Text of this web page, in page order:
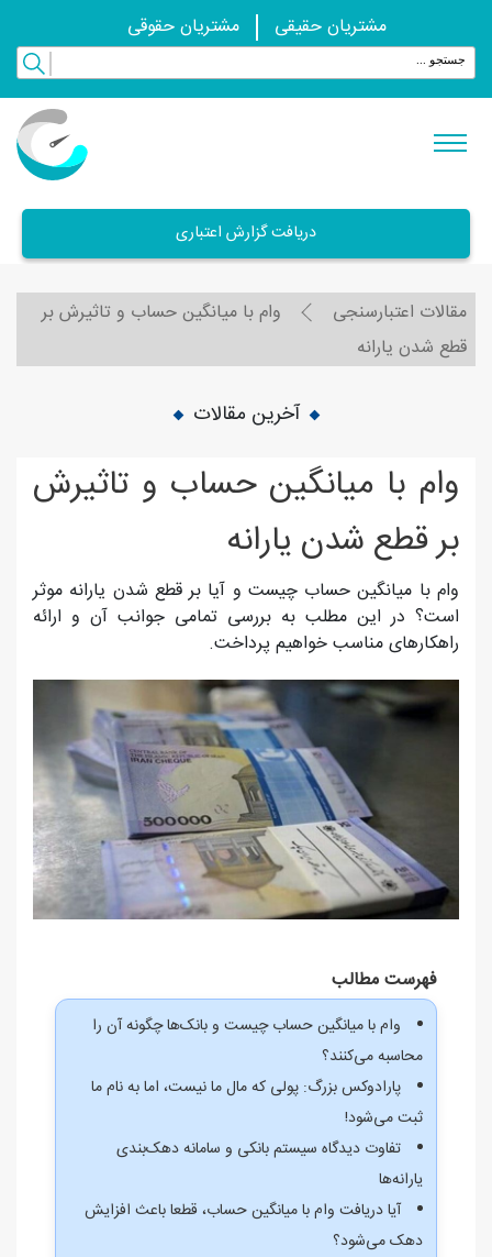
مشتریان حقیقی مشتریان حقوقی
دریافت گزارش اعتباری
مقالات اعتبارسنجی
وام با میانگین حساب و تاثیرش بر
قطع شدن یارانه
آخرین مقالات
وام با میانگین حساب و تاثیرش
بر قطع شدن یارانه
وام با میانگین حساب چیست و آیا بر قطع شدن یارانه موثر
است؟ در این مطلب به بررسی تمامی جوانب آن و ارائه
راهکارهای مناسب خواهیم پرداخت.
فهرست مطالب
وام با میانگین حساب چیست و بانک‌ها چگونه آن را
محاسبه می‌کنند؟
پارادوکس بزرگ: پولی که مال ما نیست، اما به نام ما
ثبت می‌شود!
تفاوت دیدگاه سیستم بانکی و سامانه دهک‌بندی
یارانه‌ها
آیا دریافت وام با میانگین حساب، قطعا باعث افزایش
دهک می‌شود؟